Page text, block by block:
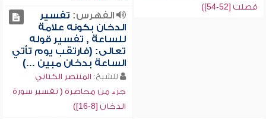
فصلت [52-54])
الفهرس: تفسير
الدخان بكونه علامة
للساعة , تفسير قوله
تعالى: (فارتقب يوم تأتي
الساعة بدخان مبين ...)
للشيخ: المنتصر الكتاني
جزء من محاضرة ( تفسير سورة
الدخان [8-16])